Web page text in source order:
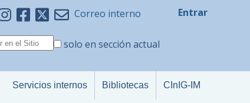
Correo interno
solo en sección actual
Entrar
Servicios internos Bibliotecas CInIG-IM